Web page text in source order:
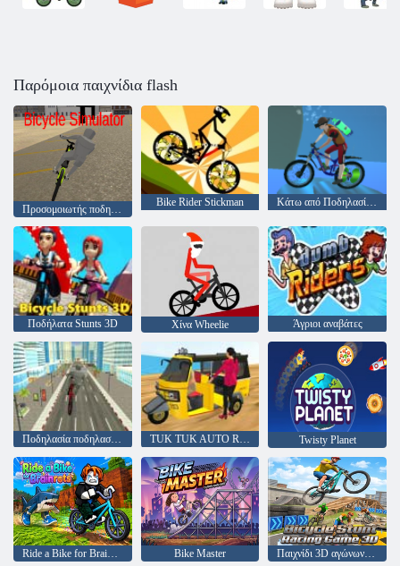
Παρόμοια παιχνίδια flash
Προσομοιωτής ποδηλάτου
Bike Rider Stickman Κάτω από Ποδηλασία Νερού
Ποδήλατα Stunts 3D Χίνα Wheelie Άγριοι αναβάτες
Ποδηλασία ποδηλασίας Twisty Planet
Ride a Bike for Brainrots Bike Master Παιχνίδι 3D αγώνων ποδήλατο Stunt